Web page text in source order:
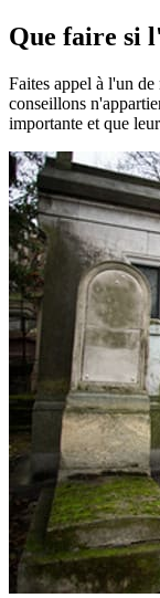
Que faire si
Faites appel à l'un
conseillons
importante et que